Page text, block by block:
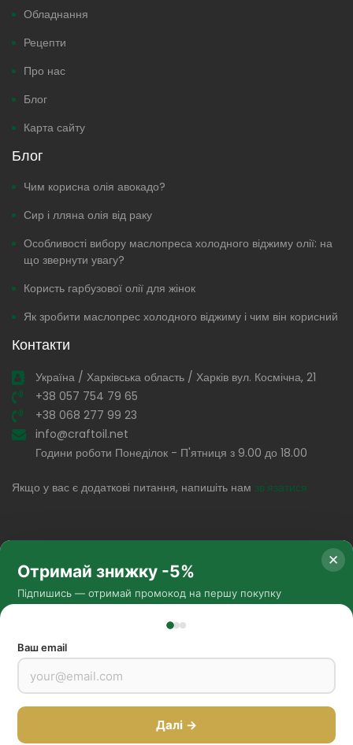
Обладнання
Рецепти
Про нас
Блог
Карта сайту
Блог
Чим корисна олія авокадо?
Сир і лляна олія від раку
Особливості вибору маслопреса холодного віджиму олії: на
що звернути увагу?
Користь гарбузової олії для жінок
Як зробити маслопрес холодного віджиму і чим він корисний
Контакти
Україна / Харківська область / Харків вул. Космічна, 21
+38 057 754 79 65
+38 068 277 99 23
info@craftoil.net
Години роботи Понеділок - П'ятниця з 9.00 до 18.00
Якщо у вас є додаткові питання, напишіть нам зв'язатися
Соц. мережі
Методи оплати
✕
Отримай знижку -5%
Підпишись — отримай промокод на першу покупку
Ваш email
Далі →